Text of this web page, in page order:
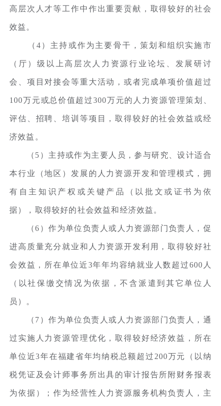
高层次人才等工作中作出重要贡献，取得较好的社会
效益。
（4）主持或作为主要骨干，策划和组织实施市
（厅）级以上高层次人力资源行业论坛、发展研讨
会、项目对接会等重大活动，或者完成单项价值超过
100万元或总价值超过300万元的人力资源管理策划、
评估、招聘、培训等项目，取得较好的社会效益或经
济效益。
（5）主持或作为主要人员，参与研究、设计适合
本行业（地区）发展的人力资源开发和管理模式，拥
有自主知识产权或关键产品（以批文或证书为依
据），取得较好的社会效益和经济效益。
（6）作为单位负责人或人力资源部门负责人，促
进高质量充分就业和人力资源开发利用，取得较好社
会效益，所在单位近3年年均容纳就业人数超过600人
（以社保缴交情况为依据，不含派遣到其它单位人
员）。
（7）作为单位负责人或人力资源部门负责人，通
过实施人力资源管理优化，取得较好经济效益，所在
单位近3年在福建省年均纳税总额超过200万元（以纳
税凭证及会计师事务所出具的审计报告所附财务报表
为依据）；作为经营性人力资源服务机构负责人，主